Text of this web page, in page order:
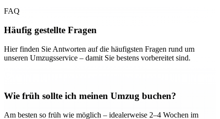
FAQ
Häufig gestellte Fragen
Hier finden Sie Antworten auf die häufigsten Fragen rund um
unseren Umzugsservice – damit Sie bestens vorbereitet sind.
Wie früh sollte ich meinen Umzug buchen?
Am besten so früh wie möglich – idealerweise 2–4 Wochen im